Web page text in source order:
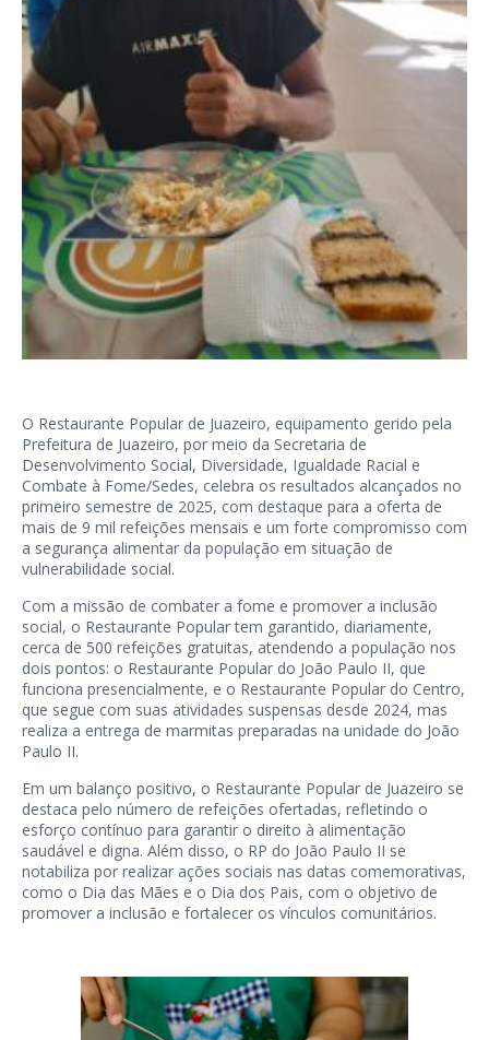
O Restaurante Popular de Juazeiro, equipamento gerido pela
Prefeitura de Juazeiro, por meio da Secretaria de
Desenvolvimento Social, Diversidade, Igualdade Racial e
Combate à Fome/Sedes, celebra os resultados alcançados no
primeiro semestre de 2025, com destaque para a oferta de
mais de 9 mil refeições mensais e um forte compromisso com
a segurança alimentar da população em situação de
vulnerabilidade social.
Com a missão de combater a fome e promover a inclusão
social, o Restaurante Popular tem garantido, diariamente,
cerca de 500 refeições gratuitas, atendendo a população nos
dois pontos: o Restaurante Popular do João Paulo II, que
funciona presencialmente, e o Restaurante Popular do Centro,
que segue com suas atividades suspensas desde 2024, mas
realiza a entrega de marmitas preparadas na unidade do João
Paulo II.
Em um balanço positivo, o Restaurante Popular de Juazeiro se
destaca pelo número de refeições ofertadas, refletindo o
esforço contínuo para garantir o direito à alimentação
saudável e digna. Além disso, o RP do João Paulo II se
notabiliza por realizar ações sociais nas datas comemorativas,
como o Dia das Mães e o Dia dos Pais, com o objetivo de
promover a inclusão e fortalecer os vínculos comunitários.